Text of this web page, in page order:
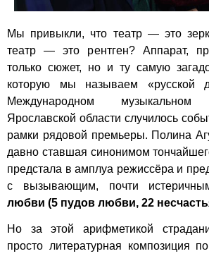
Мы привыкли, что театр — это
театр — это рентген? Аппарат,
только сюжет, но и ту самую
которую мы называем «русской
Международном
Ярославской области случилось
рамки рядовой премьеры. Полина
давно ставшая синонимом
предстала в амплуа режиссёра и
с вызывающим, почти
любви (5 пудов любви, 22
Но за этой арифметикой
просто литературная композиция